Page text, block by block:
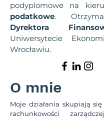
podyplomowe na
podatkowe.
Dyrektora
Uniwersytecie
Wrocławiu.
O mnie
Moje działania skupiają
rachunkowości